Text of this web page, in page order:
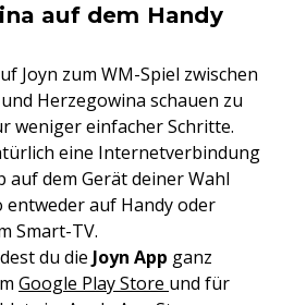
auf dem Handy
Joyn zum WM-Spiel zwischen
Herzegowina schauen zu
weniger einfacher Schritte.
eine Internetverbindung
auf dem Gerät deiner Wahl
entweder auf Handy oder
Smart-TV.
du die Joyn App ganz
Google Play Store und für